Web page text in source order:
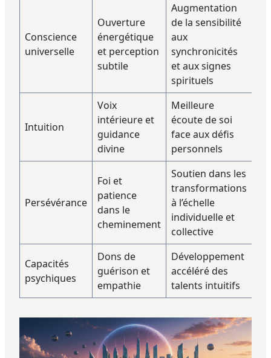
Conscience
universelle
Ouverture
énergétique
et perception
subtile
Augmentation
de la sensibilité
aux
synchronicités
et aux signes
spirituels
Intuition
Voix
intérieure et
guidance
divine
Meilleure
écoute de soi
face aux défis
personnels
Persévérance
Foi et
patience
dans le
cheminement
Soutien dans les
transformations
à l’échelle
individuelle et
collective
Capacités
psychiques
Dons de
guérison et
empathie
Développement
accéléré des
talents intuitifs